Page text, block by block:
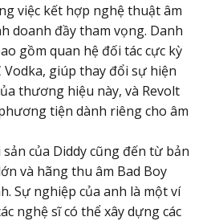
việc kết hợp nghệ thuật âm
doanh đầy tham vọng. Danh
gồm quan hệ đối tác cực kỳ
Vodka, giúp thay đổi sự hiện
thương hiệu này, và Revolt
tiện dành riêng cho âm
của Diddy cũng đến từ bản
và hãng thu âm Bad Boy
Sự nghiệp của anh là một ví
nghệ sĩ có thể xây dựng các